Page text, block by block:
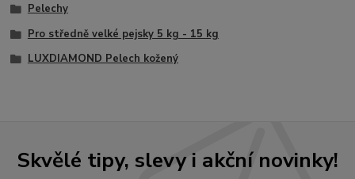
Pelechy
Pro středně velké pejsky 5 kg - 15 kg
LUXDIAMOND Pelech kožený
Skvělé tipy, slevy i akční novinky!